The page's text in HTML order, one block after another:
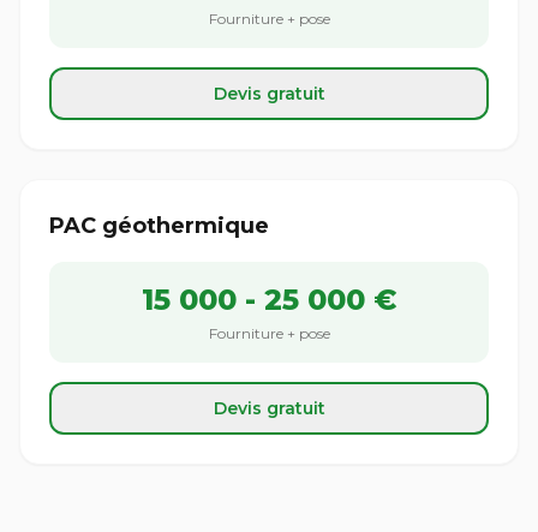
Fourniture + pose
Devis gratuit
PAC géothermique
15 000 - 25 000 €
Fourniture + pose
Devis gratuit